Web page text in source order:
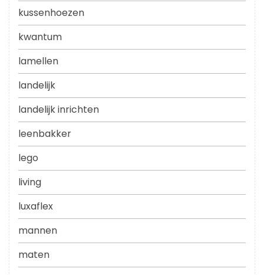
kussenhoezen
kwantum
lamellen
landelijk
landelijk inrichten
leenbakker
lego
living
luxaflex
mannen
maten